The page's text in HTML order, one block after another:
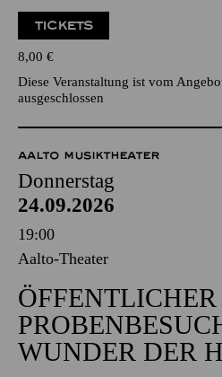
TICKETS
8,00 €
Diese Veranstaltung ist vom
ausgeschlossen
AALTO MUSIKTHEATER
Donnerstag
24.09.2026
19:00
Aalto-Theater
ÖFFENTLICHER
WUNDER DER